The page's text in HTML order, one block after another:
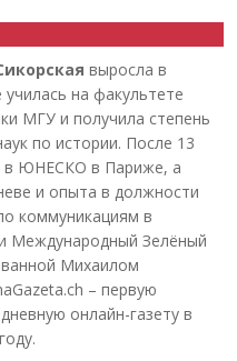
выросла в
на факультете
МГУ и получила степень
по истории. После 13
в ЮНЕСКО в Париже, а
и опыта в должности
коммуникациям в
Международный Зелёный
Михаилом
– первую
онлайн-газету в